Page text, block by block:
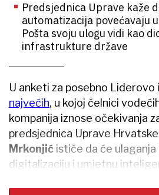
Predsjednica Uprave kaže
automatizacija povećavaju
Pošta svoju ulogu vidi kao
infrastrukture države
U anketi za posebno Liderovo
najvećih, u kojoj čelnici
kompanija iznose očekivanja
predsjednica Uprave
Mrkonjić ističe da će
digitalizaciju i umjetnu